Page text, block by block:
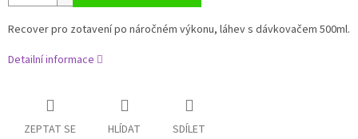
Recover pro zotavení po náročném výkonu, láhev s dávkovačem 500ml.
Detailní informace
ZEPTAT SE HLÍDAT SDÍLET